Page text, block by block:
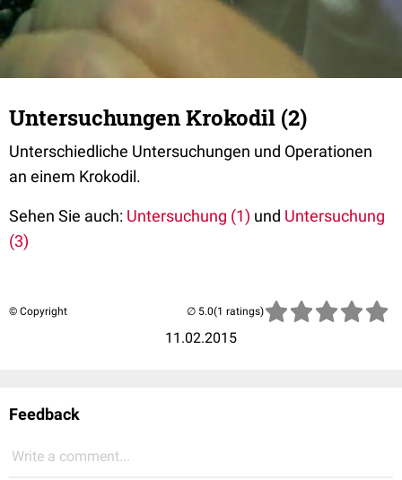
Untersuchungen Krokodil (2)
Unterschiedliche Untersuchungen und Operationen
an einem Krokodil.
Sehen Sie auch: Untersuchung (1) und Untersuchung
(3)
© Copyright
11.02.2015
(1 ratings)
Feedback
Write a comment...